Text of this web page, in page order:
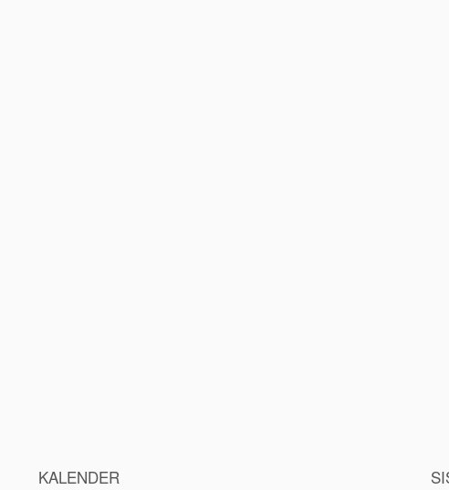
KALENDER